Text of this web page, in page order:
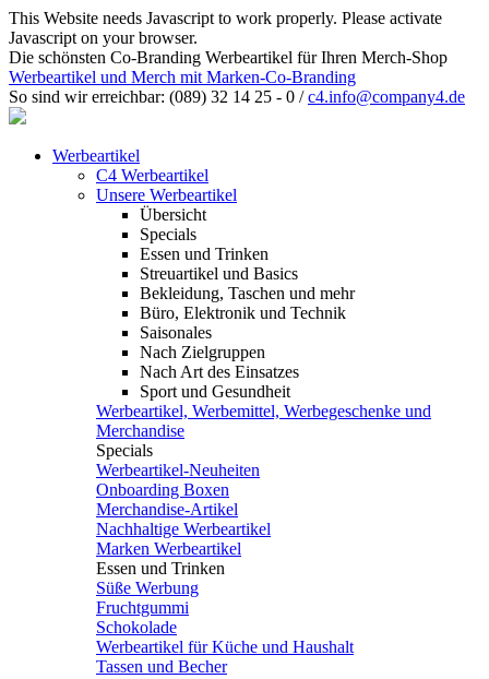
This Website needs Javascript to work properly. Please activate
Javascript on your browser.
Die schönsten Co-Branding Werbeartikel für Ihren Merch-Shop
Werbeartikel und Merch mit Marken-Co-Branding
So sind wir erreichbar: (089) 32 14 25 - 0 /c4.info@company4.de
Werbeartikel
C4 Werbeartikel
Unsere Werbeartikel
Übersicht
Specials
Essen und Trinken
Streuartikel und Basics
Bekleidung, Taschen und mehr
Büro, Elektronik und Technik
Saisonales
Nach Zielgruppen
Nach Art des Einsatzes
Sport und Gesundheit
Werbeartikel, Werbemittel, Werbegeschenke und
Merchandise
Specials
Werbeartikel-Neuheiten
Onboarding Boxen
Merchandise-Artikel
Nachhaltige Werbeartikel
Marken Werbeartikel
Essen und Trinken
Süße Werbung
Fruchtgummi
Schokolade
Werbeartikel für Küche und Haushalt
Tassen und Becher